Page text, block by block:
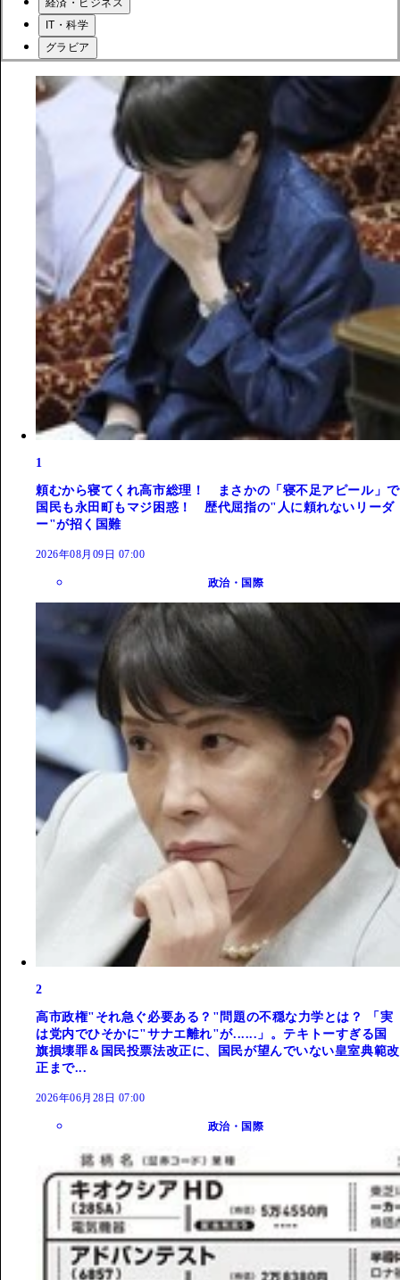
IT・科学
グラビア
1
頼むから寝てくれ高市総理！ まさかの「寝不足アピール」で
国民も永田町もマジ困惑！ 歴代屈指の"人に頼れないリーダ
ー"が招く国難
2026年08月09日 07:00
政治・国際
2
高市政権"それ急ぐ必要ある？"問題の不穏な力学とは？ 「実
は党内でひそかに"サナエ離れ"が......」。テキトーすぎる国
旗損壊罪＆国民投票法改正に、国民が望んでいない皇室典範改
正まで...
2026年06月28日 07:00
政治・国際